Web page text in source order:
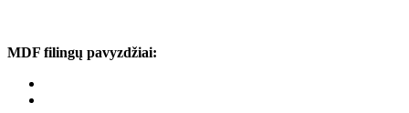
MDF filingų pavyzdžiai: